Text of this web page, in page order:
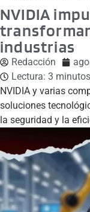
NVIDIA
industrias
Redacción
Lectura: 3 minutos
NVIDIA y varias
soluciones
la seguridad y la